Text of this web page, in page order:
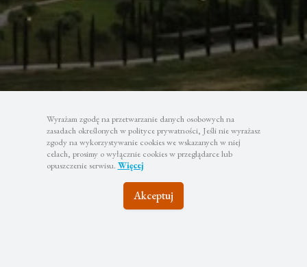
Wyrażam zgodę na przetwarzanie danych osobowych na
zasadach określonych w polityce prywatności, Jeśli nie wyrażasz
zgody na wykorzystywanie cookies we wskazanych w niej
celach, prosimy o wyłącznie cookies w przeglądarce lub
opuszczenie serwisu. Więcej
Akceptuj